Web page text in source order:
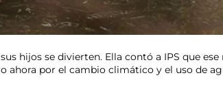
hijos se divierten. Ella contó a IPS que
ahora por el cambio climático y el uso de